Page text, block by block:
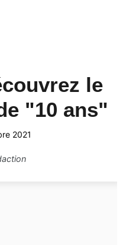
le
"10 ans"
2021